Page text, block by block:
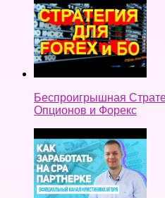
Беспроигрышная
Опционов и Форекс